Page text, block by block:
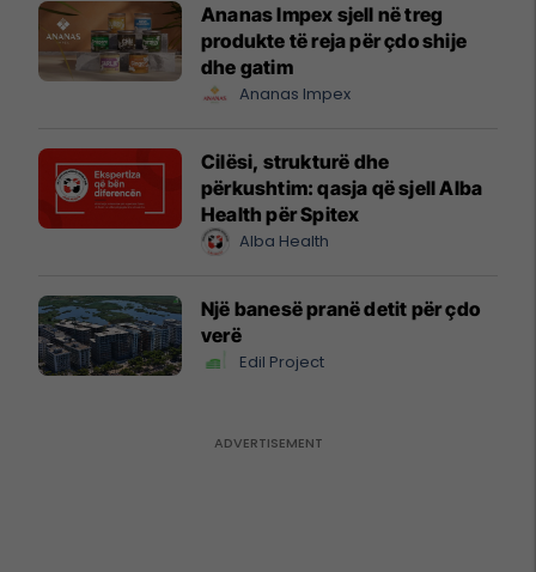
Ananas Impex sjell në treg
produkte të reja për çdo shije
dhe gatim
Ananas Impex
Cilësi, strukturë dhe
përkushtim: qasja që sjell Alba
Health për Spitex
Alba Health
Një banesë pranë detit për çdo
verë
Edil Project